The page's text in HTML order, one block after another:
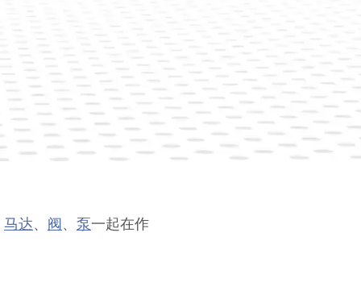
马达、 阀、 泵一起在作